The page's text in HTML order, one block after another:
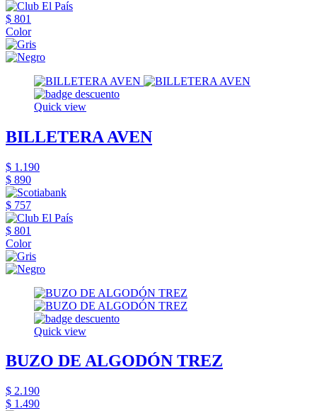
$ 801
Color
Quick view
BILLETERA AVEN
$ 1.190
$ 890
$ 757
$ 801
Color
Quick view
BUZO DE ALGODÓN TREZ
$ 2.190
$ 1.490